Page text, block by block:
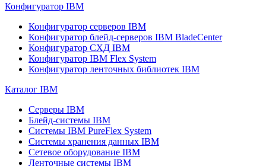
Конфигуратор IBM
Конфигуратор серверов IBM
Конфигуратор блейд-серверов IBM BladeCenter
Конфигуратор СХД IBM
Конфигуратор IBM Flex System
Конфигуратор ленточных библиотек IBM
Каталог IBM
Серверы IBM
Блейд-системы IBM
Системы IBM PureFlex System
Системы хранения данных IBM
Сетевое оборудование IBM
Ленточные системы IBM